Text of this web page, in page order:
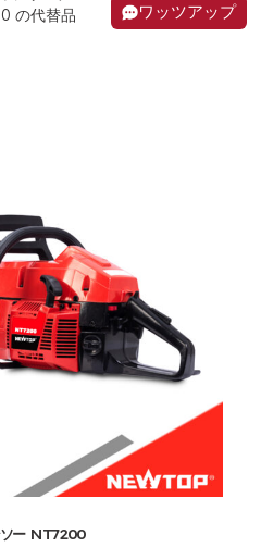
の代替品
ソー NT7200
ワッツアップ